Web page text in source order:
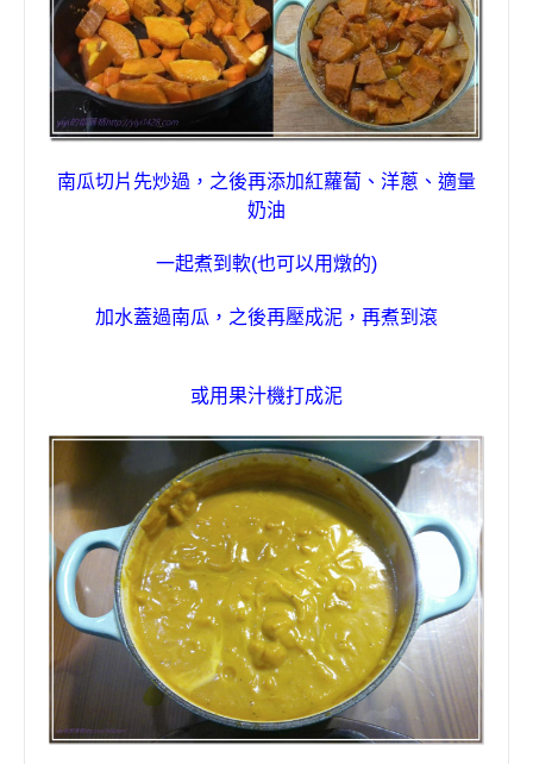
南瓜切片先炒過 ， 之後再添加紅蘿蔔 、 洋蔥 、適量
奶油
一起煮到軟(也可以用燉的)
加水蓋過南瓜 ， 之後再壓成泥 ，再煮到滾
或用果汁機打成泥